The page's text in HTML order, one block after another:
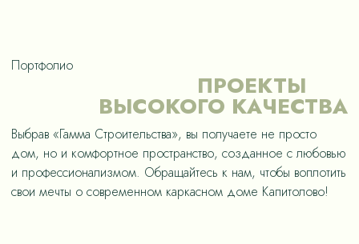
Портфолио
ПРОЕКТЫ
ВЫСОКОГО КАЧЕСТВА
Выбрав «Гамма Строительства», вы получаете не просто
дом, но и комфортное пространство, созданное с любовью
и профессионализмом. Обращайтесь к нам, чтобы воплотить
свои мечты о современном каркасном доме Капитолово!